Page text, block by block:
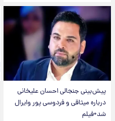
پیش‌بینی جنجالی احسان علیخانی
درباره میثاقی و فردوسی پور وایرال
شد+فیلم